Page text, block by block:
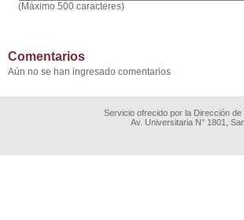
(Máximo 500 caracteres)
Comentarios
Aún no se han ingresado comentarios
Servicio ofrecido por la Dirección
Av. Universitaria N° 1801,